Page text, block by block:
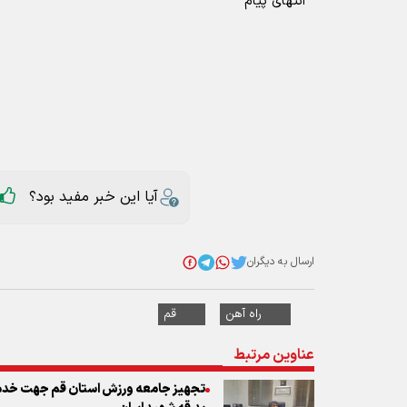
قم
تجهیز جامعه ورزش استان قم جهت
بدرقه شهید ایران